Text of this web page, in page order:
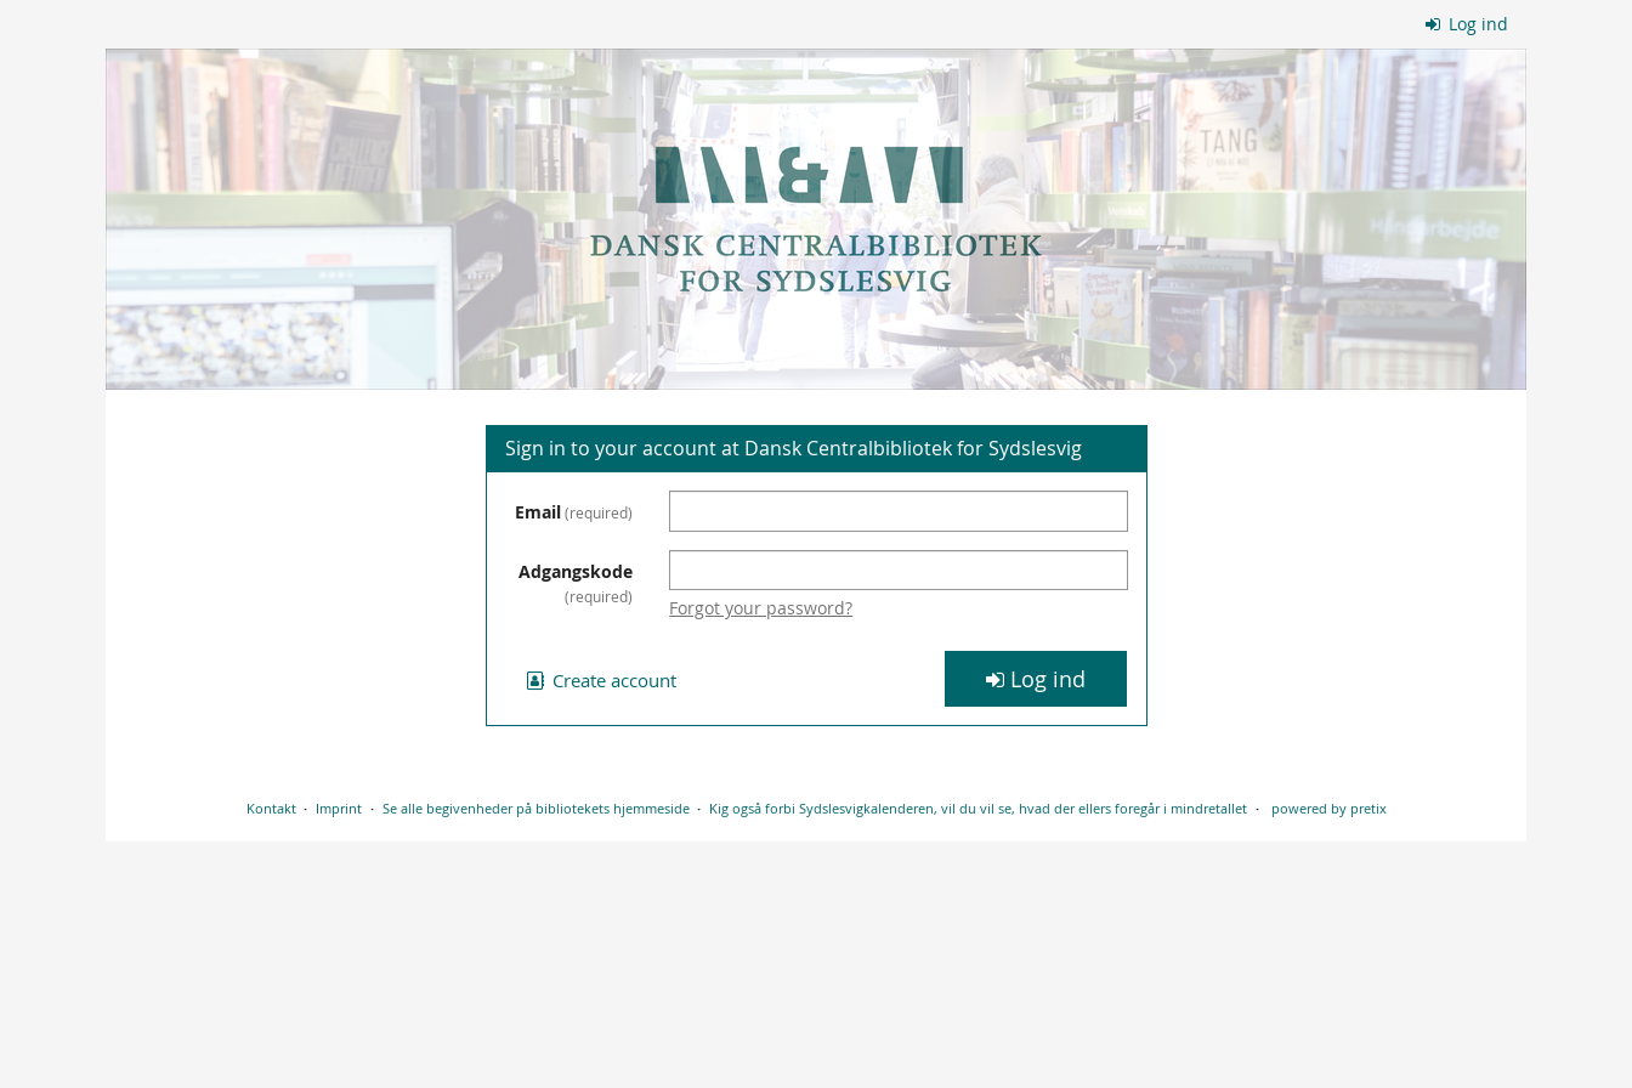
Log ind
Dansk
Centralbibliotek
for
Sydslesvig
Sign in to your account at Dansk Centralbibliotek for Sydslesvig
Email required
Adgangskode
required
Forgot your password?
Create account Log ind
Kontakt Imprint Se alle begivenheder på bibliotekets hjemmeside Kig også forbi Sydslesvigkalenderen, vil du vil se, hvad der ellers foregår i mindretallet powered by pretix